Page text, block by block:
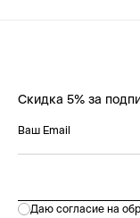
Скидка 5% за
Даю согласие на